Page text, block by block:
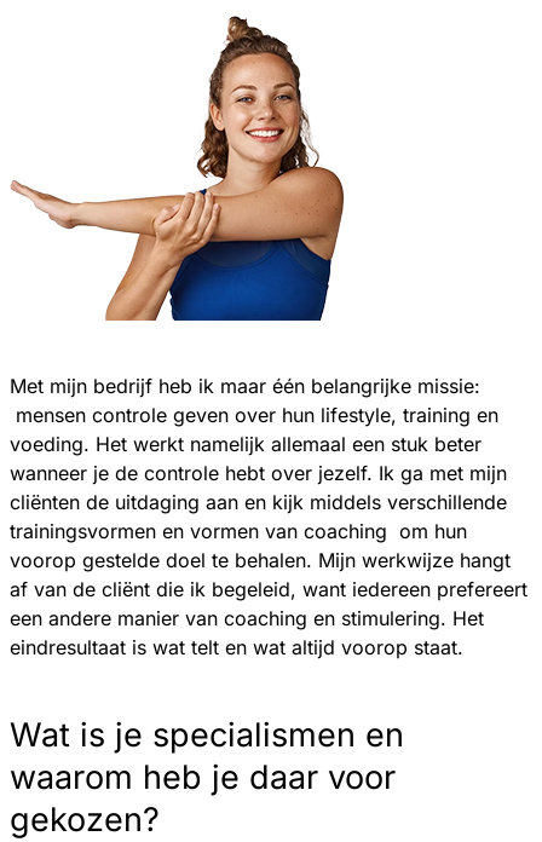
Met mijn bedrijf heb ik maar één belangrijke missie:
mensen controle geven over hun lifestyle, training en
voeding. Het werkt namelijk allemaal een stuk beter
wanneer je de controle hebt over jezelf. Ik ga met mijn
cliënten de uitdaging aan en kijk middels verschillende
trainingsvormen en vormen van coaching om hun
voorop gestelde doel te behalen. Mijn werkwijze hangt
af van de cliënt die ik begeleid, want iedereen prefereert
een andere manier van coaching en stimulering. Het
eindresultaat is wat telt en wat altijd voorop staat.
Wat is je specialismen en
waarom heb je daar voor
gekozen?